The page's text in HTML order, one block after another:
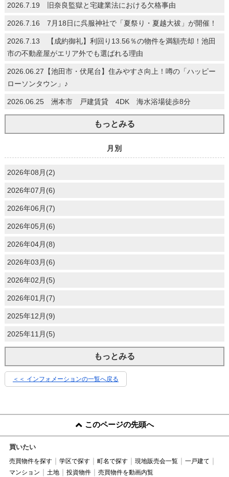
2026.7.19 旧奈良監獄と宅建業法における欠格事由
2026.7.16 7月18日に呉服神社で「夏祭り・夏越大祓」が開催！
2026.7.13 【成約御礼】利回り13.56％の物件を満額売却！池田
市の不動産屋がエリア外でも選ばれる理由
2026.06.27【池田市・伏尾台】住みやすさ向上！噂の「ハッピー
ローソンタウン」♪
2026.06.25 洲本市 戸建賃貸 4DK 海水浴場徒歩8分
もっとみる
月別
2026年08月(2)
2026年07月(6)
2026年06月(7)
2026年05月(6)
2026年04月(8)
2026年03月(6)
2026年02月(5)
2026年01月(7)
2025年12月(9)
2025年11月(5)
もっとみる
＜＜ インフォメーションの一覧へ戻る
このページの先頭へ
買いたい
売買物件を探す 学区で探す 町名で探す 現地販売会一覧
一戸建て
マンション
土地 投資物件 売買物件を動画内覧